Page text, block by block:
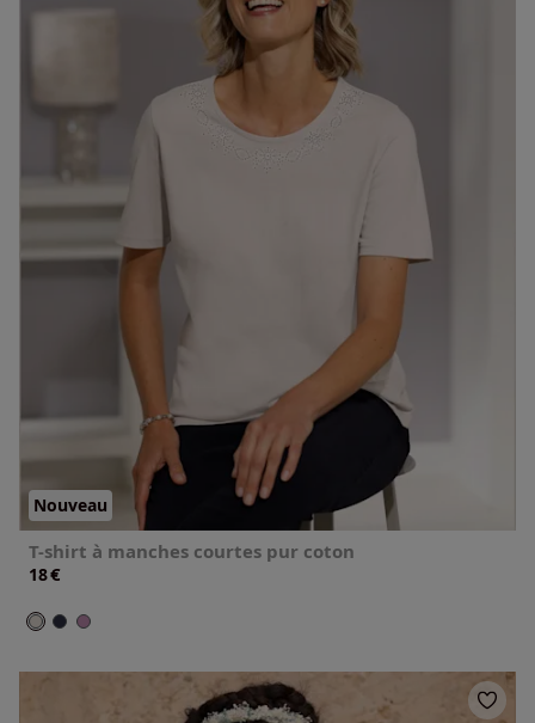
Nouveau
T-shirt à manches courtes pur coton
18€